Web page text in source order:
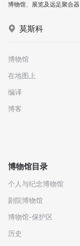
博物馆、展览及远足聚合器
莫斯科
博物馆
在地图上
编译
博客
博物馆目录
个人与纪念博物馆
剧院博物馆
博物馆-保护区
历史